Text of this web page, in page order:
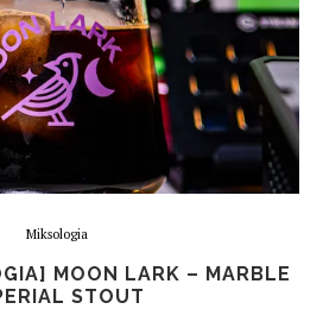
Miksologia
MOON LARK – MARBLE
STOUT